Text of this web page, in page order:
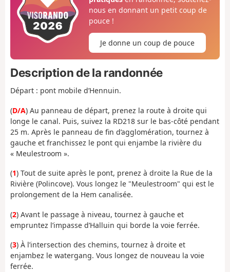
nous en donnant un petit coup de
pouce !
Je donne un coup de pouce
Description de la randonnée
Départ : pont mobile d’Hennuin.
(D/A) Au panneau de départ, prenez la route à droite qui
longe le canal. Puis, suivez la RD218 sur le bas-côté pendant
25 m. Après le panneau de fin d’agglomération, tournez à
gauche et franchissez le pont qui enjambe la rivière du
« Meulestroom ».
(1) Tout de suite après le pont, prenez à droite la Rue de la
Rivière (Polincove). Vous longez le "Meulestroom" qui est le
prolongement de la Hem canalisée.
(2) Avant le passage à niveau, tournez à gauche et
empruntez l’impasse d’Halluin qui borde la voie ferrée.
(3) À l’intersection des chemins, tournez à droite et
enjambez le watergang. Vous longez de nouveau la voie
ferrée.